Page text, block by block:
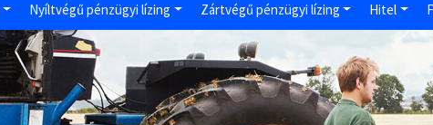
Nyíltvégű pénzügyi lízing Zártvégű pénzügyi lízing Hitel